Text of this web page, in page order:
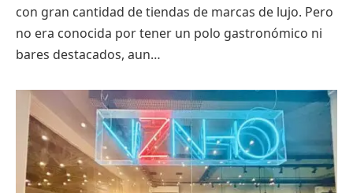
con gran cantidad de tiendas de marcas de lujo. Pero
no era conocida por tener un polo gastronómico ni
bares destacados, aun…